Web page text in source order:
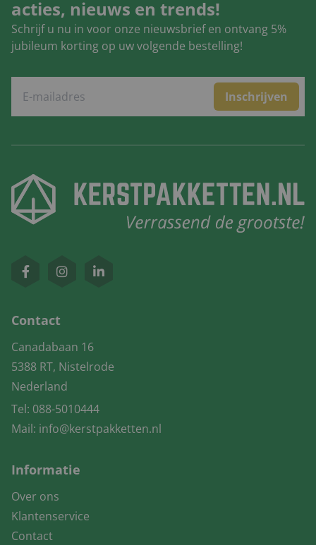
acties, nieuws en trends!
Schrijf u nu in voor onze nieuwsbrief en ontvang 5%
jubileum korting op uw volgende bestelling!
Inschrijven
Contact
Canadabaan 16
5388 RT, Nistelrode
Nederland
Tel: 088-5010444
Mail: info@kerstpakketten.nl
Informatie
Over ons
Klantenservice
Contact